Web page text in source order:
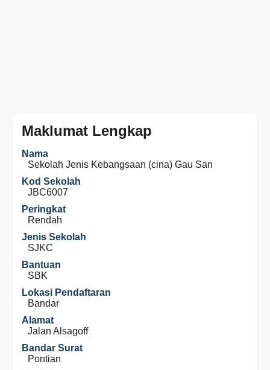
Maklumat Lengkap
Nama
Sekolah Jenis Kebangsaan (cina) Gau San
Kod Sekolah
JBC6007
Peringkat
Rendah
Jenis Sekolah
SJKC
Bantuan
SBK
Lokasi Pendaftaran
Bandar
Alamat
Jalan Alsagoff
Bandar Surat
Pontian